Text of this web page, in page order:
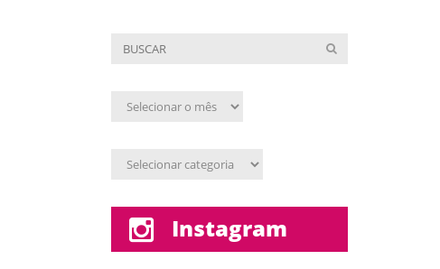
Arquivo
Assunto
Instagram